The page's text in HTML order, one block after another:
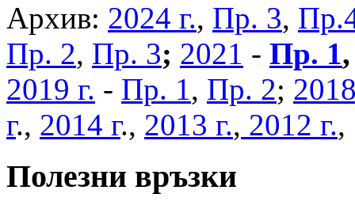
Архив: 2024 г., Пр. 3,
Пр. 2, Пр. 3; 2021 - Пр. 1
2019 г. - Пр. 1, Пр. 2;
г., 2014 г., 2013 г., 2012 г.
Полезни връзки